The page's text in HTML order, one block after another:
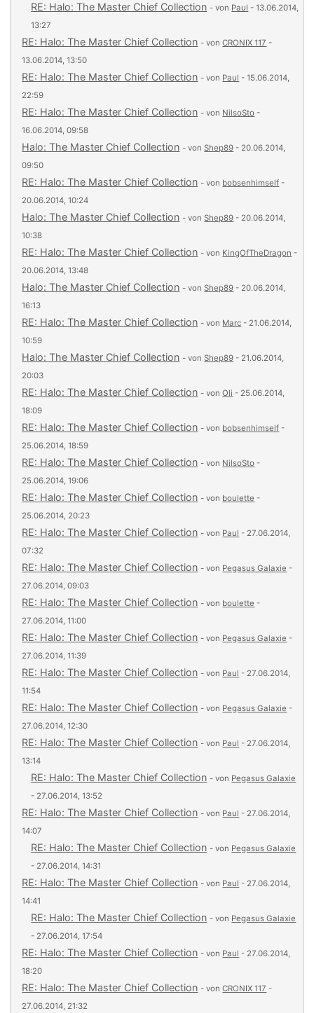
RE: Halo: The Master Chief Collection - von Paul - 13.06.2014,
13:27
RE: Halo: The Master Chief Collection - vonCRONIX 117 -
13.06.2014, 13:50
RE: Halo: The Master Chief Collection - von Paul - 15.06.2014,
22:59
RE: Halo: The Master Chief Collection - von NilsoSto -
16.06.2014, 09:58
Halo: The Master Chief Collection - vonShep89 - 20.06.2014,
09:50
RE: Halo: The Master Chief Collection - von bobsenhimself -
20.06.2014, 10:24
Halo: The Master Chief Collection - vonShep89 - 20.06.2014,
10:38
RE: Halo: The Master Chief Collection - von KingOfTheDragon -
20.06.2014, 13:48
Halo: The Master Chief Collection - vonShep89 - 20.06.2014,
16:13
RE: Halo: The Master Chief Collection - von Marc - 21.06.2014,
10:59
Halo: The Master Chief Collection - vonShep89 - 21.06.2014,
20:03
RE: Halo: The Master Chief Collection - vonOli - 25.06.2014,
18:09
RE: Halo: The Master Chief Collection - von bobsenhimself -
25.06.2014, 18:59
RE: Halo: The Master Chief Collection - von NilsoSto -
25.06.2014, 19:06
RE: Halo: The Master Chief Collection - von boulette -
25.06.2014, 20:23
RE: Halo: The Master Chief Collection - von Paul - 27.06.2014,
07:32
RE: Halo: The Master Chief Collection - von Pegasus Galaxie -
27.06.2014, 09:03
RE: Halo: The Master Chief Collection - von boulette -
27.06.2014, 11:00
RE: Halo: The Master Chief Collection - von Pegasus Galaxie -
27.06.2014, 11:39
RE: Halo: The Master Chief Collection - von Paul - 27.06.2014,
11:54
RE: Halo: The Master Chief Collection - von Pegasus Galaxie -
27.06.2014, 12:30
RE: Halo: The Master Chief Collection - von Paul - 27.06.2014,
13:14
RE: Halo: The Master Chief Collection - von Pegasus Galaxie
- 27.06.2014, 13:52
RE: Halo: The Master Chief Collection - von Paul - 27.06.2014,
14:07
RE: Halo: The Master Chief Collection - von Pegasus Galaxie
- 27.06.2014, 14:31
RE: Halo: The Master Chief Collection - von Paul - 27.06.2014,
14:41
RE: Halo: The Master Chief Collection - von Pegasus Galaxie
- 27.06.2014, 17:54
RE: Halo: The Master Chief Collection - von Paul - 27.06.2014,
18:20
RE: Halo: The Master Chief Collection - vonCRONIX 117 -
27.06.2014, 21:32